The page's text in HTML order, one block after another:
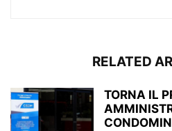
RELATED
TORNA IL